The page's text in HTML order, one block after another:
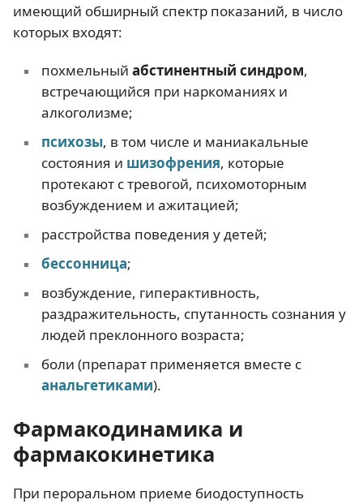
имеющий обширный спектр показаний, в число
которых входят:
похмельный абстинентный синдром,
встречающийся при наркоманиях и
алкоголизме;
психозы, в том числе и маниакальные
состояния и шизофрения, которые
протекают с тревогой, психомоторным
возбуждением и ажитацией;
расстройства поведения у детей;
бессонница;
возбуждение, гиперактивность,
раздражительность, спутанность сознания у
людей преклонного возраста;
боли (препарат применяется вместе с
анальгетиками).
Фармакодинамика и
фармакокинетика
При пероральном приеме биодоступность